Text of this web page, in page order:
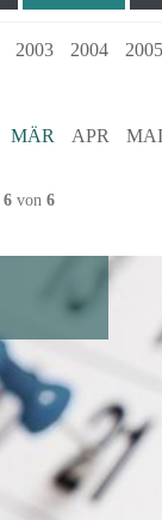
2003 2004 2005
MÄR APR MAI
6 von 6